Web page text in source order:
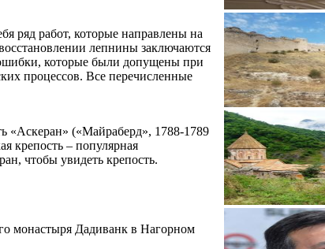
ряд работ, которые направлены на
лепнины заключаются
которые были допущены при
процессов. Все перечисленные
«Аскеран» («Майраберд», 1788-1789
крепость – популярная
чтобы увидеть крепость.
монастыря Дадиванк в Нагорном